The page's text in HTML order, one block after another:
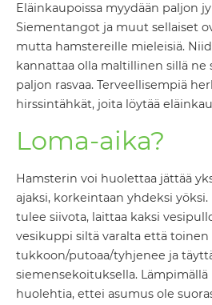
Eläinkaupoissa myydään paljon
Siementangot ja muut sellaiset
mutta hamstereille mieleisiä.
kannattaa olla maltillinen sillä ne
paljon rasvaa. Terveellisempiä
hirssintähkät, joita löytää
Loma-aika?
Hamsterin voi huolettaa jättää
ajaksi, korkeintaan yhdeksi
tulee siivota, laittaa kaksi
vesikuppi siltä varalta että toinen
tukkoon/putoaa/tyhjenee ja
siemensekoituksella.
huolehtia, ettei asumus ole